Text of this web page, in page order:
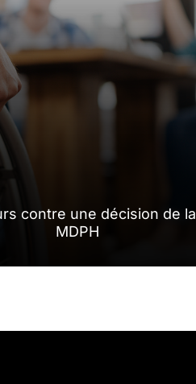
contre une décision de la
MDPH